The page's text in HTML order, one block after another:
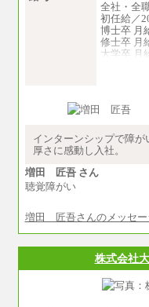
全社・全
初任給／
博士卒 月
修士卒 月
大学卒 月
※試用期
ます。
円
インターンシップで障
厚さに感動し入社。
増田 匠吾 さん
聴覚障がい
増田 匠吾さんのメッセー
株式会社